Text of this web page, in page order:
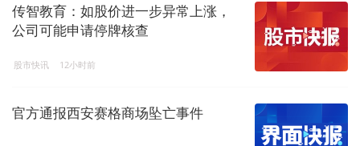
传智教育：如股价进一步异常上涨，
公司可能申请停牌核查
股市快讯 12小时前
官方通报西安赛格商场坠亡事件